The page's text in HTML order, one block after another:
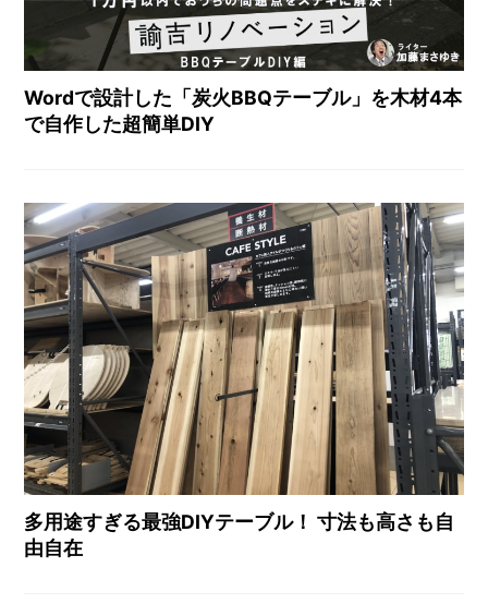
Wordで設計した「炭火BBQテーブル」を木材4本
で自作した超簡単DIY
多用途すぎる最強DIYテーブル！ 寸法も高さも自
由自在